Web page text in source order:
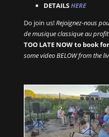
DETAILSHERE
Do join us!Rejoignez-nous
de musique classique au
TOO LATE NOW to book
some video BELOW from the